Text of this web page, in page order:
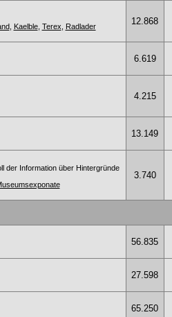
, Kaelble, Terex
Radlader
12.868
6.619
4.215
13.149
der Information über Hintergründe
3.740
56.835
27.598
65.250